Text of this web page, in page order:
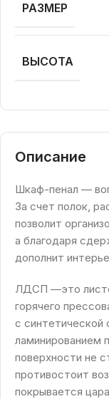
Описание
Шкаф-пенал —
За счет полок,
позволит
а благодаря
дополнит
ЛДСП —это
горячего
с
ламинированием
поверхности не
противостоит
покрывается
РАЗМЕР
ВЫСОТА